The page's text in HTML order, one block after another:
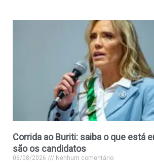
Corrida ao Buriti: saiba o que está
são os candidatos
06/08/2026 Nenhum comentário